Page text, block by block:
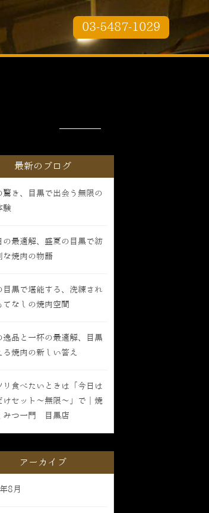
03-5487-1029
最新のブログ
驚き、目黒で出会う無限の
験
の最適解、盛夏の目黒で紡
な焼肉の物語
目黒で堪能する、洗練され
てなしの焼肉空間
逸品と一杯の最適解、目黒
る焼肉の新しい答え
リ食べたいときは「今日は
けセット〜無限〜」で｜焼
みつ一門 目黒店
アーカイブ
8月